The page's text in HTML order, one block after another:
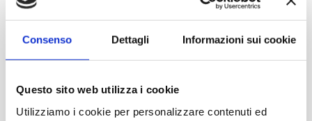
Consenso Dettagli Informazioni sui cookie
Questo sito web utilizza i cookie
Utilizziamo i cookie per personalizzare contenuti ed